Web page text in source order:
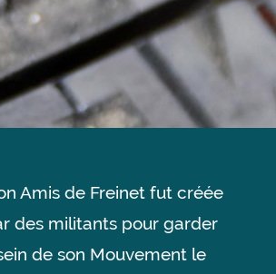
Amis de Freinet fut créée
des militants pour garder
de son Mouvement le